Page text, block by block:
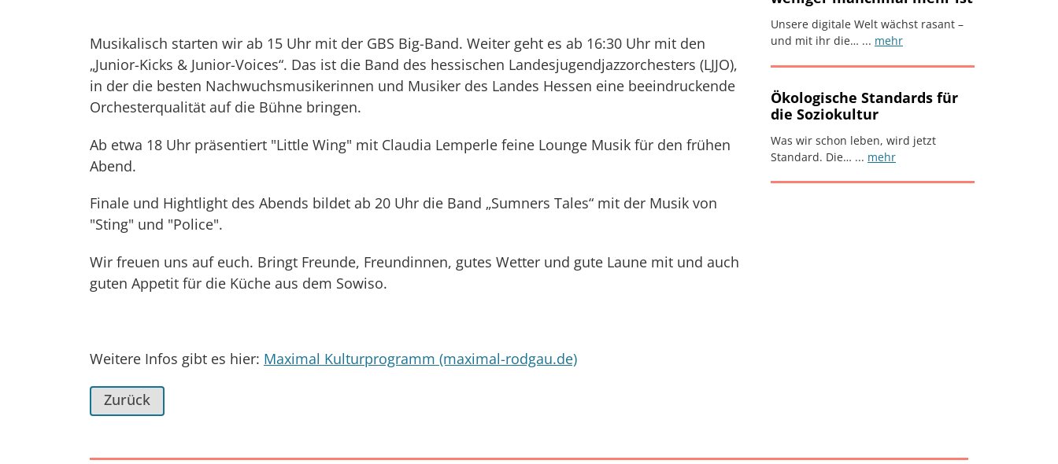
Musikalisch starten wir ab 15 Uhr mit der GBS Big-Band. Weiter geht es ab 16:30 Uhr mit den
„Junior-Kicks & Junior-Voices“. Das ist die Band des hessischen Landesjugendjazzorchesters (LJJO),
in der die besten Nachwuchsmusikerinnen und Musiker des Landes Hessen eine beeindruckende
Orchesterqualität auf die Bühne bringen.
Ab etwa 18 Uhr präsentiert "Little Wing" mit Claudia Lemperle feine Lounge Musik für den frühen
Abend.
Finale und Hightlight des Abends bildet ab 20 Uhr die Band „Sumners Tales“ mit der Musik von
"Sting" und "Police".
Wir freuen uns auf euch. Bringt Freunde, Freundinnen, gutes Wetter und gute Laune mit und auch
guten Appetit für die Küche aus dem Sowiso.
Weitere Infos gibt es hier: Maximal Kulturprogramm (maximal-rodgau.de)
Zurück
Unsere digitale Welt wächst rasant –
und mit ihr die… ... mehr
Ökologische Standards für
die Soziokultur
Was wir schon leben, wird jetzt
Standard. Die… ... mehr